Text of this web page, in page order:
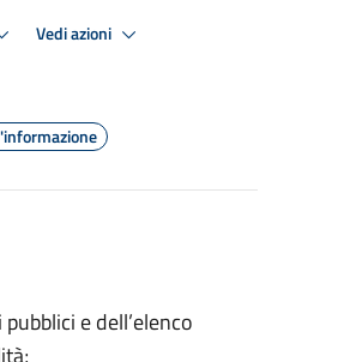
Vedi azioni
e dell’elenco